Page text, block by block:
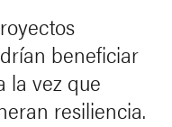
beneficiar
la vez que
resiliencia.